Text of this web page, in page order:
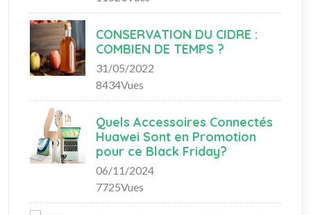
CONSERVATION DU CIDRE :
COMBIEN DE TEMPS ?
31/05/2022
8434Vues
Quels Accessoires Connectés
Huawei Sont en Promotion
pour ce Black Friday?
06/11/2024
7725Vues